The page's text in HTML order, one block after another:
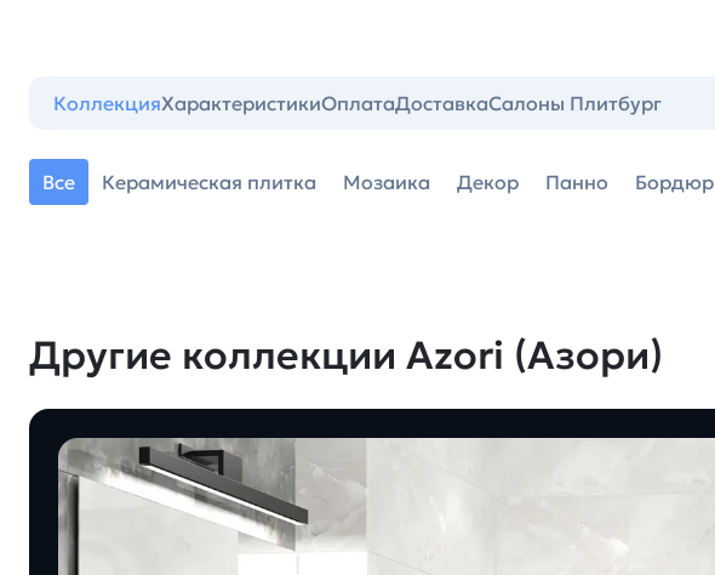
КоллекцияХарактеристикиОплатаДоставкаСалоны Плитбург
Все Керамическая плитка Мозаика Декор Панно Бордюр
Другие коллекции Azori (Азори)